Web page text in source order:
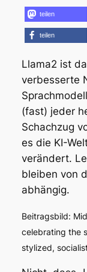
teilen
teilen
Llama2 ist
verbesserte
(fast) jeder
Schachzug
es die KI-
verändert.
bleiben von
abhängig.
Beitragsbild:
celebrating the
stylized,